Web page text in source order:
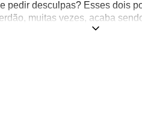
pedir desculpas? Esses dois
muitas vezes, acaba
esse amor forte o